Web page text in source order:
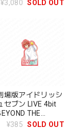
¥3,080 SOLD OUT
場版アイドリッシ
セブン LIVE 4bit
THE
PERiOD モバイルス
¥385 SOLD OUT